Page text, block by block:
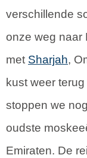
verschillende
onze weg naar
met Sharjah,
kust weer
stoppen we
oudste
Emiraten. De